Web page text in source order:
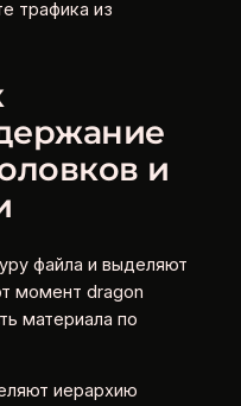
трафика из
и
файла и выделяют
момент dragon
материала по
иерархию